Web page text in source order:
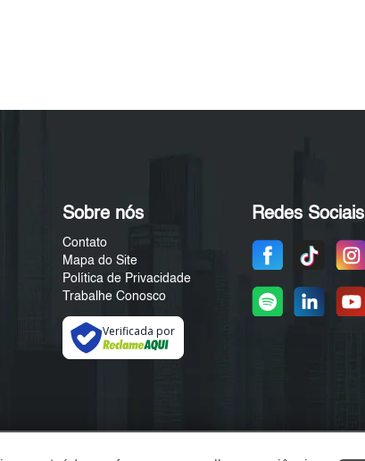
Sobre nós
Contato
Mapa do Site
Política de Privacidade
Trabalhe Conosco
Verificada por
Redes Sociais